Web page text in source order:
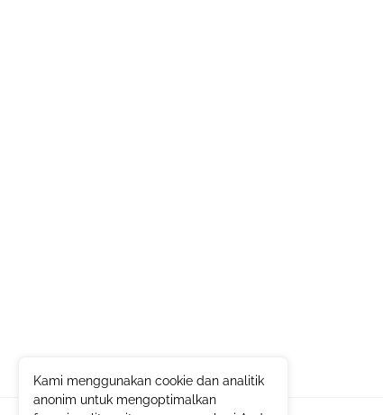
Kami menggunakan cookie dan analitik
anonim untuk mengoptimalkan